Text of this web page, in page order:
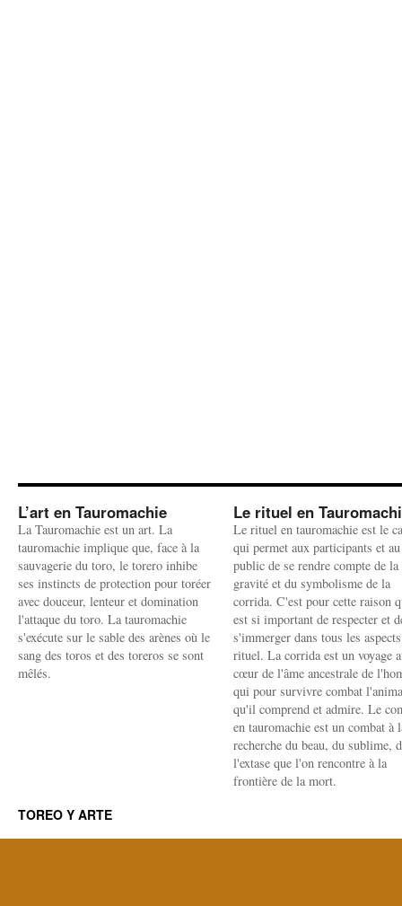
L’art en Tauromachie
La Tauromachie est un art. La
tauromachie implique que, face à la
sauvagerie du toro, le torero inhibe
ses instincts de protection pour toréer
avec douceur, lenteur et domination
l'attaque du toro. La tauromachie
s'exécute sur le sable des arènes où le
sang des toros et des toreros se sont
mêlés.
Le rituel en
Le rituel en tauromachie est le
qui permet aux participants et au
public de se rendre compte de la
gravité et du symbolisme de la
corrida. C'est pour cette raison
est si important de respecter et
s'immerger dans tous les
rituel. La corrida est un voyage
cœur de l'âme ancestrale de
qui pour survivre combat
qu'il comprend et admire. Le
en tauromachie est un combat à
recherche du beau, du sublime,
l'extase que l'on rencontre à la
frontière de la mort.
TOREO Y ARTE